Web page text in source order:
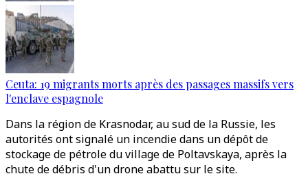
Ceuta: 19 migrants morts après des passages massifs vers
l'enclave espagnole
Dans la région de Krasnodar, au sud de la Russie, les
autorités ont signalé un incendie dans un dépôt de
stockage de pétrole du village de Poltavskaya, après la
chute de débris d'un drone abattu sur le site.